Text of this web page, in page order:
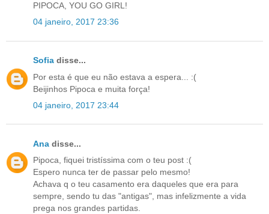
PIPOCA, YOU GO GIRL!
04 janeiro, 2017 23:36
Sofia disse...
Por esta é que eu não estava a espera... :(
Beijinhos Pipoca e muita força!
04 janeiro, 2017 23:44
Ana disse...
Pipoca, fiquei tristíssima com o teu post :(
Espero nunca ter de passar pelo mesmo!
Achava q o teu casamento era daqueles que era para
sempre, sendo tu das "antigas", mas infelizmente a vida
prega nos grandes partidas.